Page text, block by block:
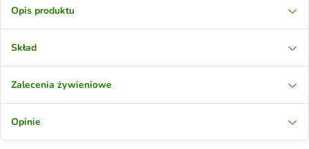
Opis produktu
Skład
Zalecenia żywieniowe
Opinie